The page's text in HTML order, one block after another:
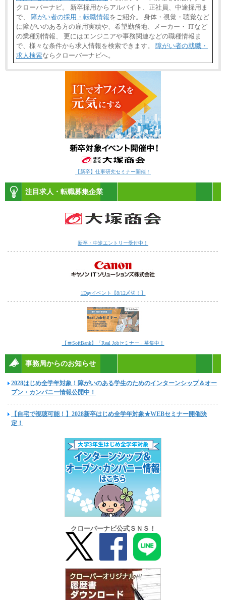
クローバーナビ。 新卒採用からアルバイト、正社員、中途採用ま
で、 障がい者の採用・転職情報をご紹介。 身体・視覚・聴覚など
に障がいのある方の雇用実績や、希望勤務地、メーカー・ ITなど
の業種別情報、 更にはエンジニアや事務関連などの職種情報ま
で、様々な条件から求人情報を検索できます。 障がい者の就職・
求人検索ならクローバーナビへ。
【新卒】仕事研究セミナー開催！
注目求人・転職募集企業
新卒・中途エントリー受付中！
1Dayイベント【8/12〆切！】
【〓SoftBank】「Real Jobセミナー」募集中！
事務局からのお知らせ
2028はじめ全学年対象！障がいのある学生のためのインターンシップ＆オー
プン・カンパニー情報公開中！
【自宅で視聴可能！】2028新卒はじめ全学年対象★WEBセミナー開催決
定！
クローバーナビ公式ＳＮＳ！